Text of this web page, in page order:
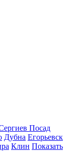
Посад
Дубна Егорьевск
Клин Показать